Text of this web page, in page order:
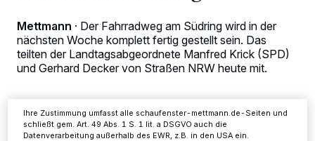
Mettmann · Der Fahrradweg am Südring wird in der
nächsten Woche komplett fertig gestellt sein. Das
teilten der Landtagsabgeordnete Manfred Krick (SPD)
und Gerhard Decker von Straßen NRW heute mit.
26.03.2015 , 14:42 Uhr 2 Minuten Lesezeit
Tracking-Technologien für die unter „Wir und unsere Partner
Zwecke. Wenn Tracker deaktiviert sind, sind manche Inhalte und
Anzeigen möglicherweise nicht mehr so relevant für Sie. Sie können
dieses Menü jederzeit wieder aufrufen, um Ihre Einstellungen zu
ändern oder Ihre Einwilligung zu widerrufen, indem Sie auf den Link
Einstellungen oder Ablehnen am unteren Rand der Webseite klicken.
Ihre Zustimmung umfasst alle schaufenster-mettmann.de-Seiten und
schließt gem. Art. 49 Abs. 1 S. 1 lit. a DSGVO auch die
Datenverarbeitung außerhalb des EWR, z.B. in den USA ein.